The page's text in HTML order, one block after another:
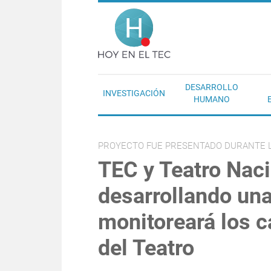
Pasar al contenido principal
INVESTIGACIÓN
DESARROLLO
HUMANO
PROYECTO FUE PRESENTADO
TEC y Teatro
desarrollando
monitoreará los
del Teatro